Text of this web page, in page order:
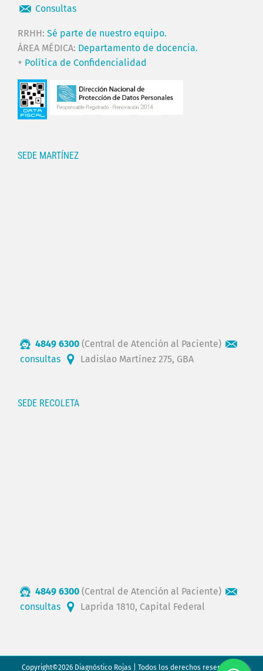
Consultas
RRHH: Sé parte de nuestro equipo.
ÁREA MÉDICA: Departamento de docencia.
+ Política de Confidencialidad
SEDE MARTÍNEZ
4849 6300 (Central de Atención al Paciente)
consultas
Ladislao Martínez 275, GBA
SEDE RECOLETA
4849 6300 (Central de Atención al Paciente)
consultas
Laprida 1810, Capital Federal
Copyright©2026 Diagnóstico Rojas | Todos los derechos reservados.